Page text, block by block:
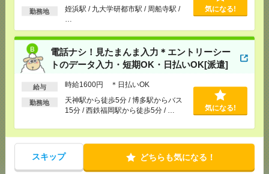
以上
勤務地
姪浜駅 / 九大学研都市駅 / 周船寺駅 /
気になる!
電話ナシ！見たまんま入力＊エントリーシー
トのデータ入力・短期OK・日払いOK[派遣]
給与 時給1600円 ＊日払いOK
勤務地
天神駅から徒歩5分 / 博多駅からバス
15分 / 西鉄福岡駅から徒歩5分 / …
気になる!
スキップ どちらも気になる！
応募ページへ
気になる！ 電話応募
メールで送る LINEで送る
シェア ツイート ブックマーク